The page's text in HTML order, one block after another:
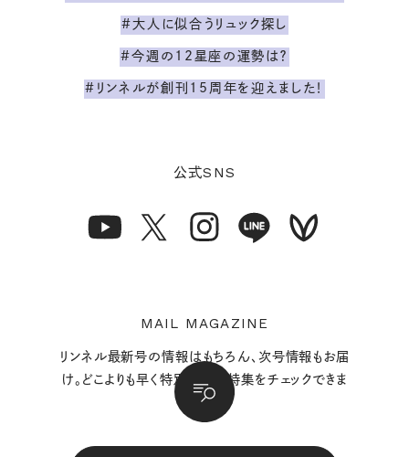
#大人に似合うリュック探し
#今週の12星座の運勢は？
#リンネルが創刊15周年を迎えました！
公式SNS
MAIL MAGAZINE
リンネル最新号の情報はもちろん、次号情報もお届
け。どこよりも早く特別付録や特集をチェックできま
す。